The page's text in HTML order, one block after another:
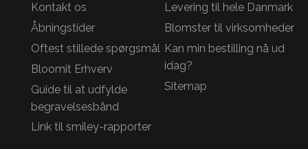
Kontakt os
Åbningstider
Oftest stillede spørgsmål
Bloomit Erhverv
Guide til at udfylde
begravelsesbånd
Link til smiley-rapporter
Levering til hele Danmark
Blomster til virksomheder
Kan min bestilling nå ud
idag?
Sitemap